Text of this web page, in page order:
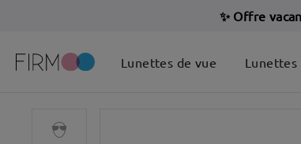
✨ Offre
Lunettes de vue Lunettes